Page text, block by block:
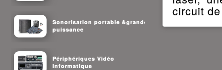
Sonorisation portable &grande
puissance
Périphériques Vidéo
Informatique
circuit